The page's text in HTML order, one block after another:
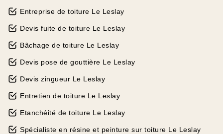
Entreprise de toiture Le Leslay
Devis fuite de toiture Le Leslay
Bâchage de toiture Le Leslay
Devis pose de gouttière Le Leslay
Devis zingueur Le Leslay
Entretien de toiture Le Leslay
Etanchéité de toiture Le Leslay
Spécialiste en résine et peinture sur toiture Le Leslay